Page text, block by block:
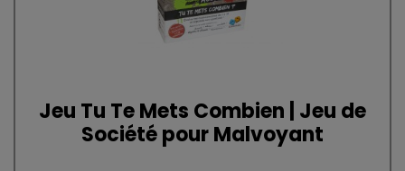
Jeu Tu Te Mets Combien | Jeu de
Société pour Malvoyant